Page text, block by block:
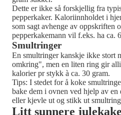
Dette er ikke så forskjellig fra
pepperkaker. Kaloriinnholdet i
som sagt avhenge av oppskriften
pepperkakemann vil f.eks. ha ca.
Smultringer
En smultringer kanskje ikke stort
omkring", men en liten ring gir
kalorier pr stykk à ca. 30 gram.
Tips: I stedet for å koke
bake dem i ovnen ved hjelp av en
eller kjevle ut og stikk ut
Litt sunnere